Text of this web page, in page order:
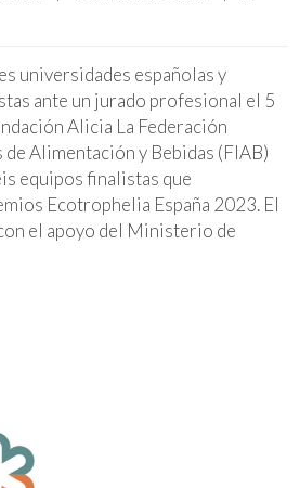
universidades españolas y
ante un jurado profesional el 5
Alicia La Federación
de Alimentación y Bebidas (FIAB)
equipos finalistas que
Ecotrophelia España 2023. El
el apoyo del Ministerio de